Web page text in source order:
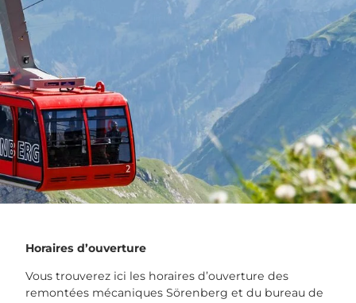
Horaires d’ouverture
Vous trouverez ici les horaires d’ouverture des
remontées mécaniques Sörenberg et du bureau de